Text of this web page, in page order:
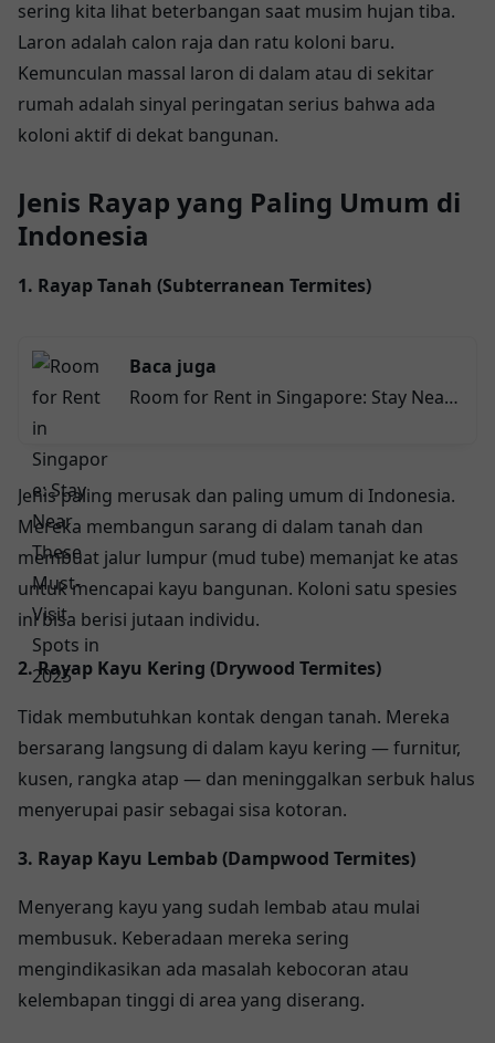
sering kita lihat beterbangan saat musim hujan tiba.
Laron adalah calon raja dan ratu koloni baru.
Kemunculan massal laron di dalam atau di sekitar
rumah adalah sinyal peringatan serius bahwa ada
koloni aktif di dekat bangunan.
Jenis Rayap yang Paling Umum di
Indonesia
1. Rayap Tanah (Subterranean Termites)
Baca juga
Room for Rent in Singapore: Stay Near
Jenis paling merusak dan paling umum di Indonesia.
Mereka membangun sarang di dalam tanah dan
membuat jalur lumpur (mud tube) memanjat ke atas
untuk mencapai kayu bangunan. Koloni satu spesies
ini bisa berisi jutaan individu.
2. Rayap Kayu Kering (Drywood Termites)
Tidak membutuhkan kontak dengan tanah. Mereka
bersarang langsung di dalam kayu kering — furnitur,
kusen, rangka atap — dan meninggalkan serbuk halus
menyerupai pasir sebagai sisa kotoran.
3. Rayap Kayu Lembab (Dampwood Termites)
Menyerang kayu yang sudah lembab atau mulai
membusuk. Keberadaan mereka sering
mengindikasikan ada masalah kebocoran atau
kelembapan tinggi di area yang diserang.